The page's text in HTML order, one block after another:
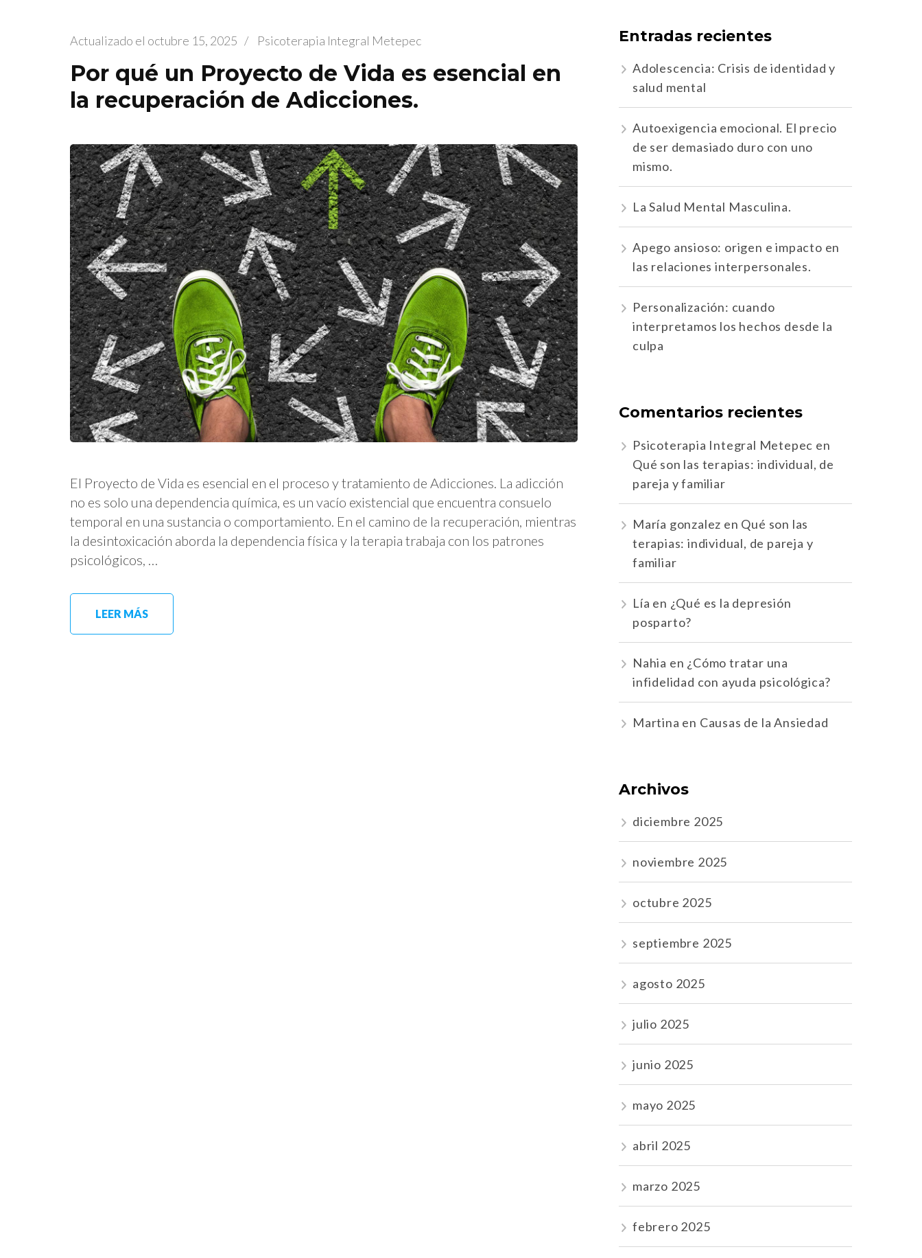
Actualizado el octubre 15, 2025 / Psicoterapia Integral Metepec
Por qué un Proyecto de Vida es esencial en
la recuperación de Adicciones.
El Proyecto de Vida es esencial en el proceso y tratamiento de Adicciones. La adicción
no es solo una dependencia química, es un vacío existencial que encuentra consuelo
temporal en una sustancia o comportamiento. En el camino de la recuperación, mientras
la desintoxicación aborda la dependencia física y la terapia trabaja con los patrones
psicológicos, …
LEER MÁS
Entradas recientes
Adolescencia: Crisis de identidad y
salud mental
Autoexigencia emocional. El precio
de ser demasiado duro con uno
mismo.
La Salud Mental Masculina.
Apego ansioso: origen e impacto en
las relaciones interpersonales.
Personalización: cuando
interpretamos los hechos desde la
culpa
Comentarios recientes
Psicoterapia Integral Metepec en
Qué son las terapias: individual, de
pareja y familiar
María gonzalez en Qué son las
terapias: individual, de pareja y
familiar
Lía en ¿Qué es la depresión
posparto?
Nahia en ¿Cómo tratar una
infidelidad con ayuda psicológica?
Martina en Causas de la Ansiedad
Archivos
diciembre 2025
noviembre 2025
octubre 2025
septiembre 2025
agosto 2025
julio 2025
junio 2025
mayo 2025
abril 2025
marzo 2025
febrero 2025